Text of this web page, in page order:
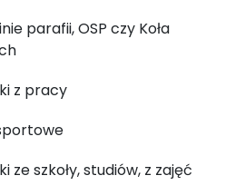
parafii, OSP czy Koła
z pracy
ze szkoły, studiów, z zajęć